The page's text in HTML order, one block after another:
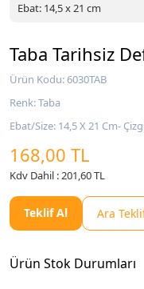
Ebat: 14,5 x 21 cm
Taba Tarihsiz
Ürün Kodu: 6030TAB
Renk: Taba
Ebat/Size: 14,5 X 21 Cm-
168,00 TL
Kdv Dahil : 201,60 TL
Teklif Al Ara
Ürün Stok Durumları